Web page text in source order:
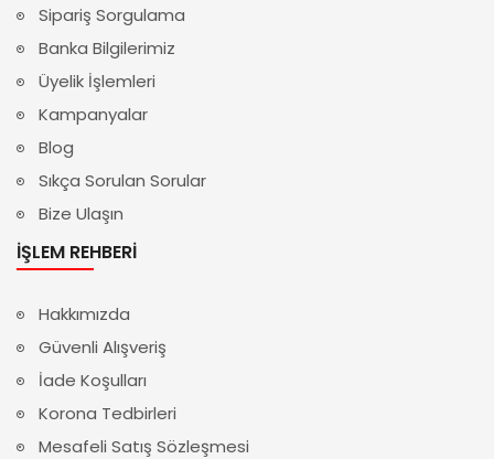
Sipariş Sorgulama
Banka Bilgilerimiz
Üyelik İşlemleri
Kampanyalar
Blog
Sıkça Sorulan Sorular
Bize Ulaşın
İŞLEM REHBERI
Hakkımızda
Güvenli Alışveriş
İade Koşulları
Korona Tedbirleri
Mesafeli Satış Sözleşmesi